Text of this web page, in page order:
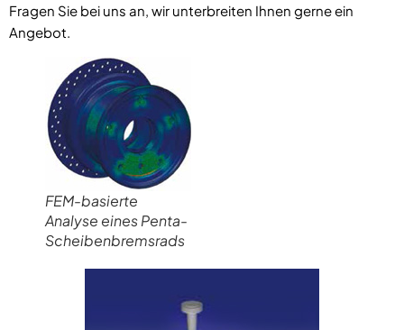
Fragen Sie bei uns an, wir unterbreiten Ihnen gerne ein
Angebot.
FEM-basierte
Analyse eines Penta-
Scheibenbremsrads